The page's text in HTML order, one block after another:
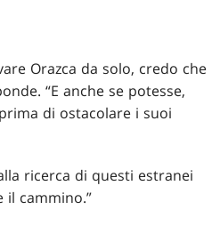
Orazca da solo, credo che
“E anche se potesse,
di ostacolare i suoi
ricerca di questi estranei
il cammino.”